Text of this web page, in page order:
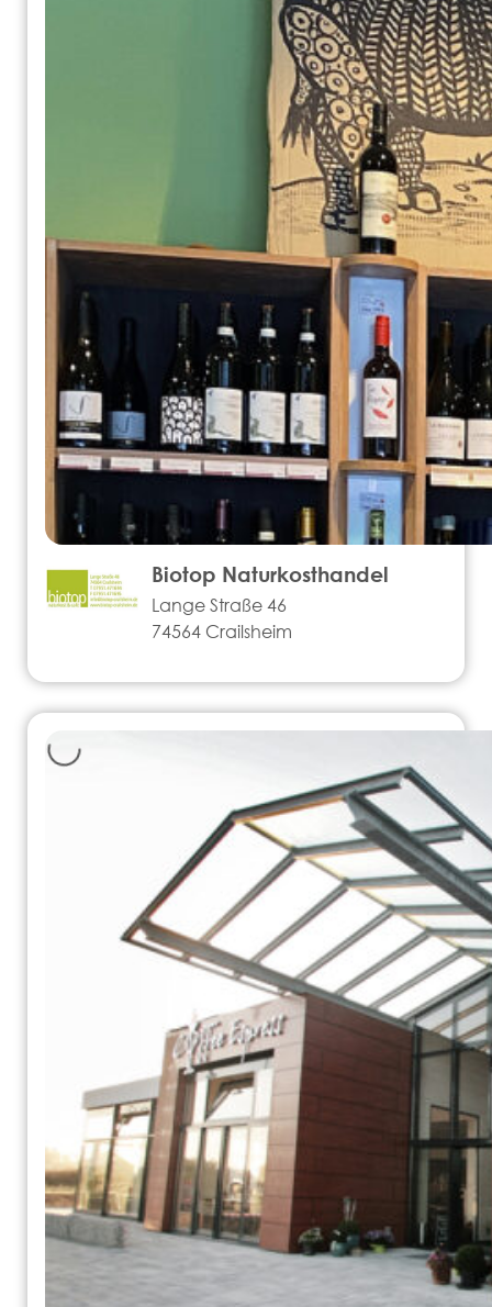
Biotop Naturkosthandel
Lange Straße 46
74564 Crailsheim